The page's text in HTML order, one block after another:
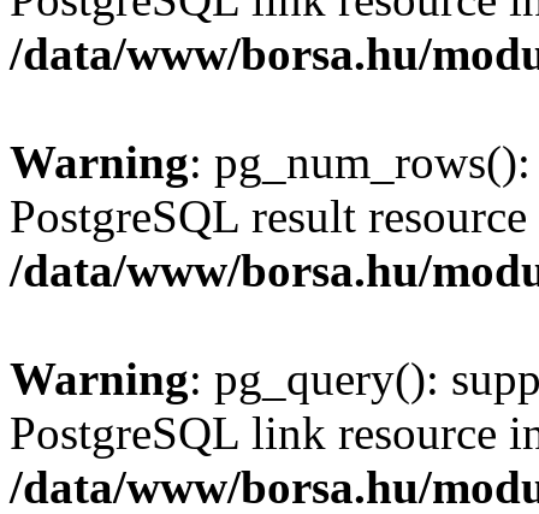
/data/www/borsa.hu/
Warning:
PostgreSQL result
/data/www/borsa.hu/
Warning: pg_query():
PostgreSQL link resource
/data/www/borsa.hu/